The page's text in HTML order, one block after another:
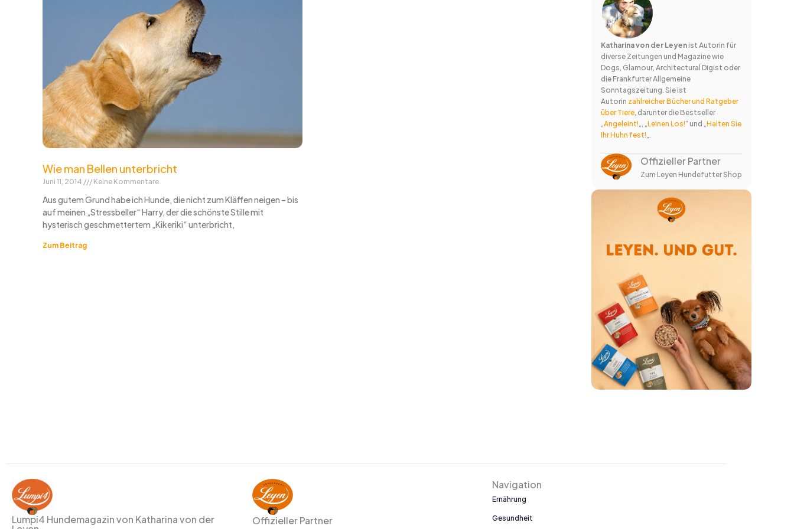
Wie man Bellen unterbricht
Juni 11, 2014 Keine Kommentare
Aus gutem Grund habe ich Hunde, die nicht zum Kläffen neigen – bis
auf meinen „Stressbeller“ Harry, der die schönste Stille mit
hysterisch geschmettertem „Kikeriki“ unterbricht,
Zum Beitrag
Katharina von der Leyen ist Autorin für
diverse Zeitungen und Magazine wie
Dogs, Glamour, Architectural Digist oder
die Frankfurter Allgemeine
Sonntagszeitung. Sie ist
Autorin zahlreicher Bücher und Ratgeber
über Tiere , darunter die Bestseller
„Angeleint! „, „Leinen Los!“ und „Halten Sie
Ihr Huhn fest!
Offizieller Partner
Zum Leyen Hundefutter Shop
Lumpi4 Hundemagazin von Katharina von der
Offizieller Partner
Navigation
Ernährung
Gesundheit